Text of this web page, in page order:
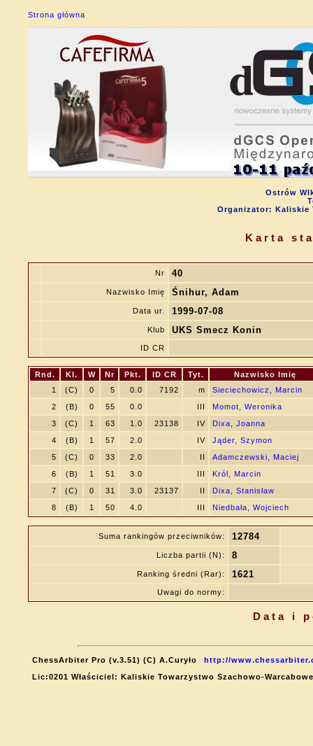
Strona główna
Ostrów
Organizator: Kaliskie
Karta
Nr 40
Nazwisko Imię Śnihur, Adam
Data ur. 1999-07-08
Klub UKS Smecz Konin
ID CR
Rnd. Kl. W Nr Pkt. ID CR Tyt.
Nazwisko Imię
1
(C) 0 5 0.0 7192 m
Sieciechowicz, Marcin
2
(B) 0 55 0.0 III
Momot, Weronika
3
(C) 1 63 1.0 23138 IV
Dixa, Joanna
4
(B) 1 57 2.0 IV
Jąder, Szymon
5
(C) 0 33 2.0 II
Adamczewski, Maciej
6
(B) 1 51 3.0 III
Król, Marcin
7
(C) 0 31 3.0 23137 II
Dixa, Stanisław
8
(B) 1 50 4.0 III Niedbała, Wojciech
Suma rankingów przeciwników: 12784
Liczba partii (N): 8
Ranking średni (Rar): 1621
Uwagi do normy:
Data i
ChessArbiter Pro (v.3.51) (C) A.Curyło
http://
Lic:0201 Właściciel: Kaliskie Towarzystwo Szachowo-Warcabowe